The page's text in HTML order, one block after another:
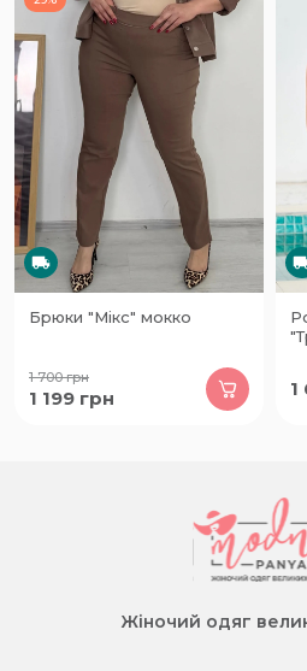
Брюки "Мікс" мокко
1 700грн
1 199 грн 1
Жіночий одяг